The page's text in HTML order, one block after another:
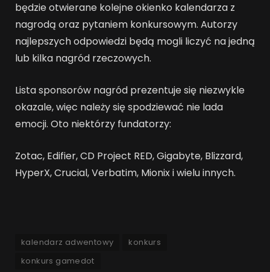
będzie otwierane kolejne okienko kalendarza z
nagrodą oraz pytaniem konkursowym. Autorzy
najlepszych odpowiedzi będą mogli liczyć na jedną
lub kilka nagród rzeczowych.
Lista sponsorów nagród prezentuje się niezwykle
okazale, więc należy się spodziewać nie lada
emocji. Oto niektórzy fundatorzy:
Zotac, Edifier, CD Project RED, Gigabyte, Blizzard,
HyperX, Crucial, Verbatim, Mionix i wielu innych.
kalendarz adwentowy
konkurs
konkurs gamedot